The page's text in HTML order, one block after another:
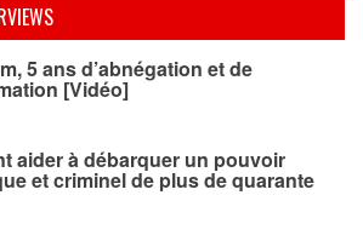
5 ans d’abnégation et de
[Vidéo]
aider à débarquer un pouvoir
et criminel de plus de quarante